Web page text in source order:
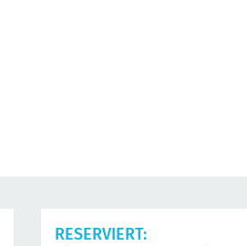
RESERVIERT: